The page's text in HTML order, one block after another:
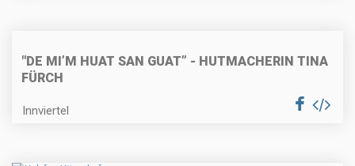
"DE MI’M HUAT SAN GUAT” - HUTMACHERIN TINA
FÜRCH
Innviertel